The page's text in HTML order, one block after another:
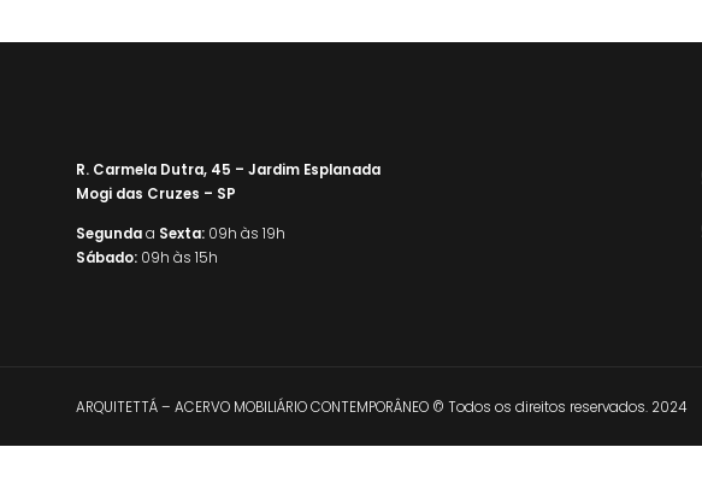
R. Carmela Dutra, 45 – Jardim Esplanada
Mogi das Cruzes – SP
Segundaa Sexta:09h às 19h
Sábado:09h às 15h
ARQUITETTÁ – ACERVO MOBILIÁRIO CONTEMPORÂNEO © Todos os direitos reservados. 2024